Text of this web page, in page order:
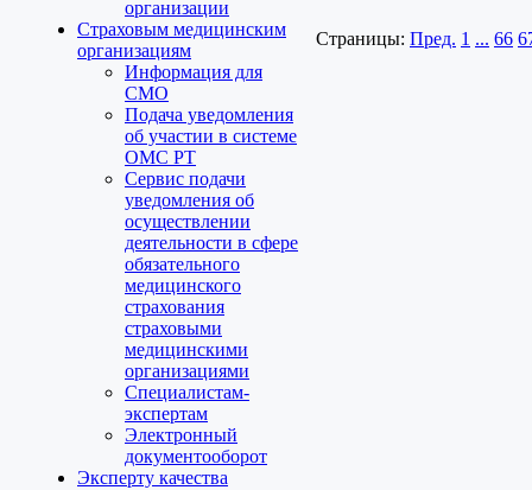
организации
Страховым медицинским
организациям
Информация для
СМО
Подача уведомления
об участии в системе
ОМС РТ
Сервис подачи
уведомления об
осуществлении
деятельности в сфере
обязательного
медицинского
страхования
страховыми
медицинскими
организациями
Специалистам-
экспертам
Электронный
документооборот
Эксперту качества
Страницы: Пред. 1 ... 66